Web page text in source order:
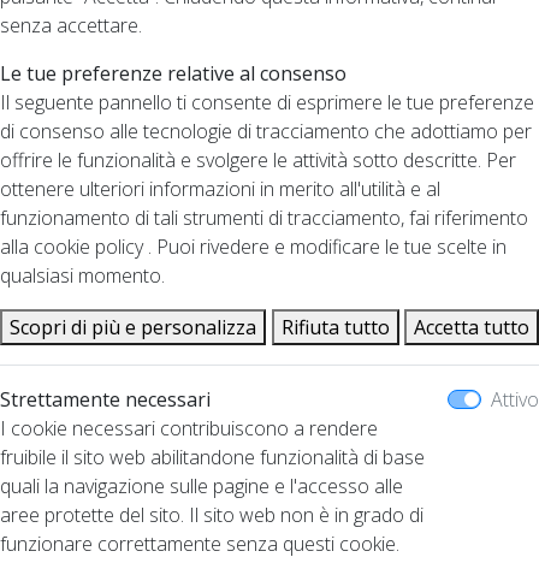
senza accettare.
Le tue preferenze relative al consenso
Il seguente pannello ti consente di esprimere le tue preferenze
di consenso alle tecnologie di tracciamento che adottiamo per
offrire le funzionalità e svolgere le attività sotto descritte. Per
ottenere ulteriori informazioni in merito all'utilità e al
funzionamento di tali strumenti di tracciamento, fai riferimento
alla cookie policy . Puoi rivedere e modificare le tue scelte in
qualsiasi momento.
Scopri di più e personalizza
Rifiuta tutto Accetta tutto
Strettamente necessari
I cookie necessari contribuiscono a rendere
fruibile il sito web abilitandone funzionalità di base
quali la navigazione sulle pagine e l'accesso alle
aree protette del sito. Il sito web non è in grado di
funzionare correttamente senza questi cookie.
Attivo